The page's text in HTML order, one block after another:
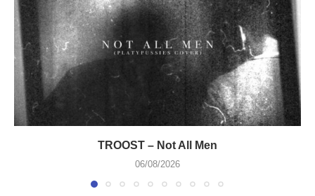
TROOST – Not All Men
06/08/2026